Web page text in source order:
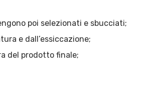
poi selezionati e sbucciati;
e dall’essiccazione;
del prodotto finale;